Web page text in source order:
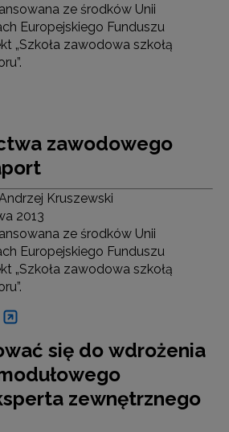
ze środków Unii
Europejskiego Funduszu
„Szkoła zawodowa szkołą
zawodowego
Kruszewski
2013
ze środków Unii
Europejskiego Funduszu
„Szkoła zawodowa szkołą
się do wdrożenia
zewnętrznego